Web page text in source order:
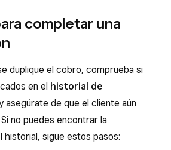
completar una
duplique el cobro, comprueba si
en el historial de
asegúrate de que el cliente aún
no puedes encontrar la
historial, sigue estos pasos: